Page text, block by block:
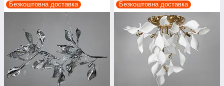
Безкоштовна доставка Безкоштовна доставка